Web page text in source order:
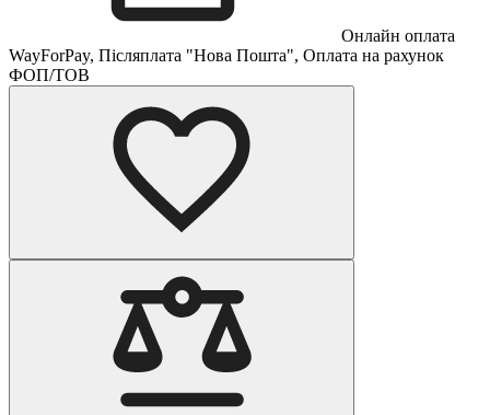
Онлайн оплата
WayForPay, Післяплата "Нова Пошта", Оплата на рахунок
ФОП/ТОВ